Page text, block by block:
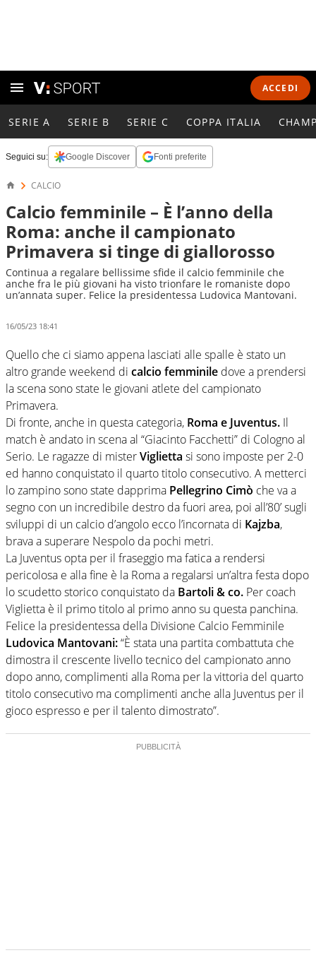
ACCEDI
SERIE A SERIE B SERIE C COPPA ITALIA
Seguici su: Google Discover Fonti preferite
CALCIO
Calcio femminile – È l’anno della
Roma: anche il campionato
Primavera si tinge di giallorosso
Continua a regalare bellissime sfide il calcio femminile che
anche fra le più giovani ha visto trionfare le romaniste dopo
un’annata super. Felice la presidentessa Ludovica Mantovani.
16/05/23 18:41
Quello che ci siamo appena lasciati alle spalle è stato un
altro grande weekend di calcio femminile dove a prendersi
la scena sono state le giovani atlete del campionato
Primavera.
Di fronte, anche in questa categoria, Roma e Juventus. Il
match è andato in scena al “Giacinto Facchetti” di Cologno al
Serio. Le ragazze di misterViglietta si sono imposte per 2-0
ed hanno conquistato il quarto titolo consecutivo. A metterci
lo zampino sono state dapprima Pellegrino Cimò che va a
segno con un incredibile destro da fuori area, poi all’80’ sugli
sviluppi di un calcio d’angolo ecco l’incornata di Kajzba,
brava a superare Nespolo da pochi metri.
La Juventus opta per il fraseggio ma fatica a rendersi
pericolosa e alla fine è la Roma a regalarsi un’altra festa dopo
lo scudetto storico conquistato da Bartoli & co. Per coach
Viglietta è il primo titolo al primo anno su questa panchina.
Felice la presidentessa della Divisione Calcio Femminile
Ludovica Mantovani:“È stata una partita combattuta che
dimostra il crescente livello tecnico del campionato anno
dopo anno, complimenti alla Roma per la vittoria del quarto
titolo consecutivo ma complimenti anche alla Juventus per il
gioco espresso e per il talento dimostrato”.